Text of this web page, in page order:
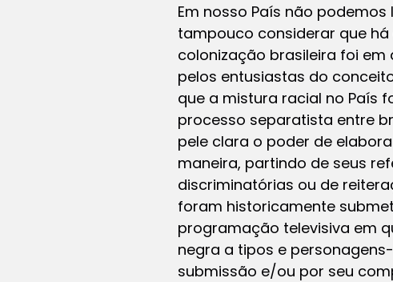
Em nosso País não
tampouco considerar que
colonização brasileira foi
pelos entusiastas do
que a mistura racial no País
processo separatista entre
pele clara o poder de
maneira, partindo de seus
discriminatórias ou de
foram historicamente
programação televisiva em
negra a tipos e
submissão e/ou por seu